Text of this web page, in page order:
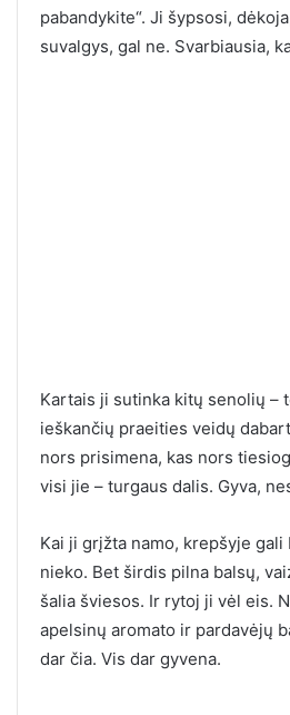
pabandykite“. Ji šypsosi,
suvalgys, gal ne. Svarbiausia,
Kartais ji sutinka kitų senolių –
ieškančių praeities veidų
nors prisimena, kas nors
visi jie – turgaus dalis. Gyva,
Kai ji grįžta namo, krepšyje
nieko. Bet širdis pilna balsų,
šalia šviesos. Ir rytoj ji vėl eis.
apelsinų aromato ir pardavėjų
dar čia. Vis dar gyvena.